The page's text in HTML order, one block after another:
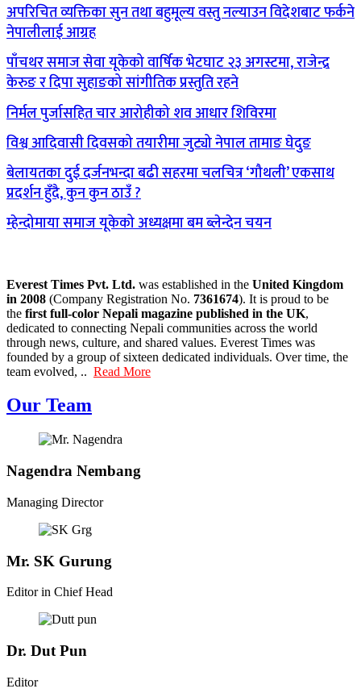
अपरिचित व्यक्तिका सुन तथा बहुमूल्य वस्तु नल्याउन विदेशबाट फर्कने
नेपालीलाई आग्रह
पाँचथर समाज सेवा यूकेको वार्षिक भेटघाट २३ अगस्टमा, राजेन्द्र
केरुङ र दिपा सुहाङको सांगीतिक प्रस्तुति रहने
निर्मल पुर्जासहित चार आरोहीको शव आधार शिविरमा
विश्व आदिवासी दिवसको तयारीमा जुट्यो नेपाल तामाङ घेदुङ
बेलायतका दुई दर्जनभन्दा बढी सहरमा चलचित्र ‘गौथली’ एकसाथ
प्रदर्शन हुँदै, कुन कुन ठाउँ ?
म्हेन्दोमाया समाज यूकेको अध्यक्षमा बम ब्लेन्देन चयन
Everest Times Pvt. Ltd. was established in the United Kingdom
in 2008 (Company Registration No. 7361674). It is proud to be
the first full-color Nepali magazine published in the UK,
dedicated to connecting Nepali communities across the world
through news, culture, and shared values. Everest Times was
founded by a group of sixteen dedicated individuals. Over time, the
team evolved, .. Read More
Our Team
Nagendra Nembang
Managing Director
Mr. SK Gurung
Editor in Chief Head
Dr. Dut Pun
Editor